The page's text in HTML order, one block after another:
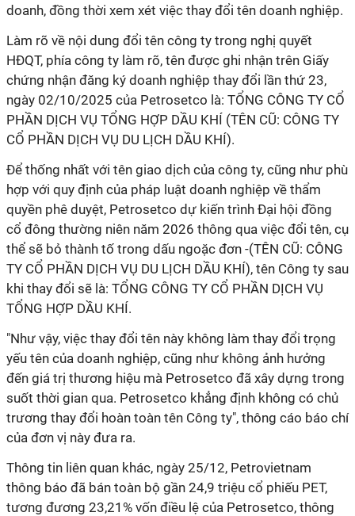
doanh, đồng thời xem xét việc thay đổi tên doanh nghiệp.
Làm rõ về nội dung đổi tên công ty trong nghị quyết
HĐQT, phía công ty làm rõ, tên được ghi nhận trên Giấy
chứng nhận đăng ký doanh nghiệp thay đổi lần thứ 23,
ngày 02/10/2025 của Petrosetco là: TỔNG CÔNG TY CỔ
PHẦN DỊCH VỤ TỔNG HỢP DẦU KHÍ (TÊN CŨ: CÔNG TY
CỔ PHẦN DỊCH VỤ DU LỊCH DẦU KHÍ).
Để thống nhất với tên giao dịch của công ty, cũng như phù
hợp với quy định của pháp luật doanh nghiệp về thẩm
quyền phê duyệt, Petrosetco dự kiến trình Đại hội đồng
cổ đông thường niên năm 2026 thông qua việc đổi tên, cụ
thể sẽ bỏ thành tố trong dấu ngoặc đơn -(TÊN CŨ: CÔNG
TY CỔ PHẦN DỊCH VỤ DU LỊCH DẦU KHÍ), tên Công ty sau
khi thay đổi sẽ là: TỔNG CÔNG TY CỔ PHẦN DỊCH VỤ
TỔNG HỢP DẦU KHÍ.
"Như vậy, việc thay đổi tên này không làm thay đổi trọng
yếu tên của doanh nghiệp, cũng như không ảnh hưởng
đến giá trị thương hiệu mà Petrosetco đã xây dựng trong
suốt thời gian qua. Petrosetco khẳng định không có chủ
trương thay đổi hoàn toàn tên Công ty", thông cáo báo chí
của đơn vị này đưa ra.
Thông tin liên quan khác, ngày 25/12, Petrovietnam
thông báo đã bán toàn bộ gần 24,9 triệu cổ phiếu PET,
tương đương 23,21% vốn điều lệ của Petrosetco, thông